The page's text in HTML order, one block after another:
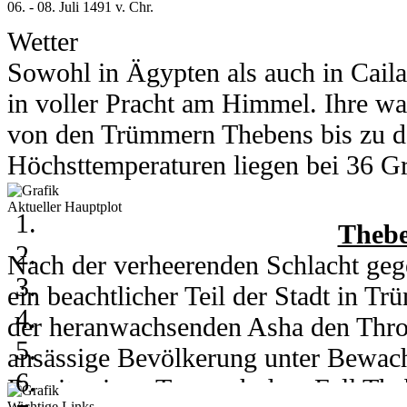
06. - 08. Juli 1491 v. Chr.
Wetter
Sowohl in Ägypten als auch in
in voller Pracht am Himmel. Ihre
von den Trümmern Thebens bis zu
Höchsttemperaturen liegen bei 36
Grad runter.
In Kou herrschen am 6. und 7. Juli
Grad. Am 8. des Monats kühlt ein
auf 28 Grad runter. Nachts erreicht
06. - 08. Juli 2003
Aktueller Hauptplot
Nach der verheerenden Schlacht
ein beachtlicher Teil der Stadt in
der heranwachsenden Asha den
ansässige Bevölkerung unter
Bereits einen Tag nach dem Fall